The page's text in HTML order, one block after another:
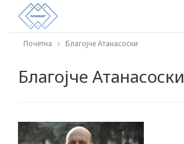
Почетна Благојче Атанасоски
Благојче Атанасоски